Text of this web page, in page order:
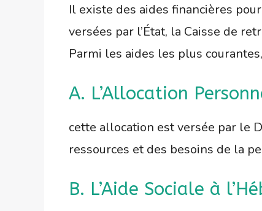
Il existe des aides financières
versées par l’État, la Caisse de
Parmi les aides les plus
A. L’Allocation
cette allocation est versée par le
ressources et des besoins de la
B. L’Aide Sociale à